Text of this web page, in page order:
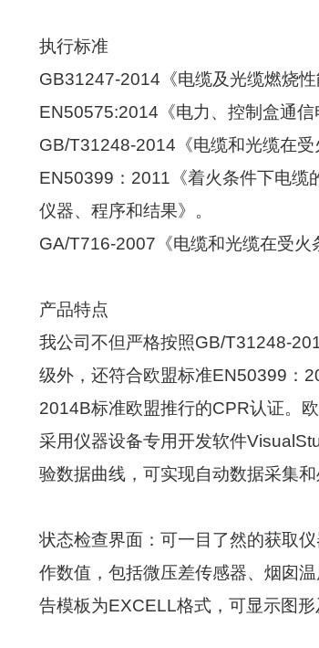
执行标准
GB31247-2014 《电缆及光缆燃烧性
EN50575:2014 《电力、控制盒通
GB/T31248-2014 《电缆和光缆在
EN50399 ： 2011 《着火条件下电
仪器、程序和结果》。
GA/T716-2007 《电缆和光缆在受
产品特点
我公司不但严格按照GB/T31248-
级外，还符合欧盟标准EN50399 ：
2014B标准欧盟推行的CPR认证。
采用仪器设备专用开发软件
验数据曲线，可实现自动数据采集
状态检查界面：可一目了然的获取
作数值，包括微压差传感器、烟囱
告模板为EXCELL格式，可显示图形